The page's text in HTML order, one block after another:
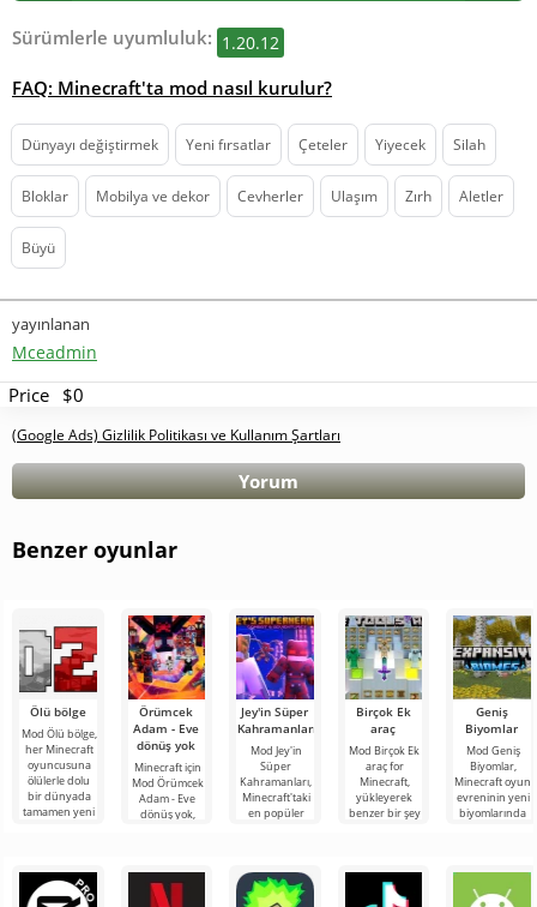
Sürümlerle uyumluluk: 1.20.12
FAQ: Minecraft'ta mod nasıl kurulur?
Dünyayı değiştirmek Yeni fırsatlar Çeteler Yiyecek Silah
Bloklar Mobilya ve dekor Cevherler Ulaşım Zırh Aletler
Büyü
yayınlanan
Mceadmin
Price $0
(Google Ads) Gizlilik Politikası ve Kullanım Şartları
Yorum
Benzer oyunlar
Ölü bölge
Mod Ölü bölge,
her Minecraft
oyuncusuna
ölülerle dolu
bir dünyada
tamamen yeni
Örümcek
Adam - Eve
dönüş yok
Minecraft için
Mod Örümcek
Adam - Eve
dönüş yok,
karakterleri
bloklu
Jey'in Süper
Kahramanları
Mod Jey'in
Süper
Kahramanları,
Minecraft'taki
en popüler
TV
Birçok Ek
araç
Mod Birçok Ek
araç for
Minecraft,
yükleyerek
benzer bir şey
çok büyük
Geniş
Biyomlar
Mod Geniş
Biyomlar,
Minecraft oyun
evreninin yeni
biyomlarında